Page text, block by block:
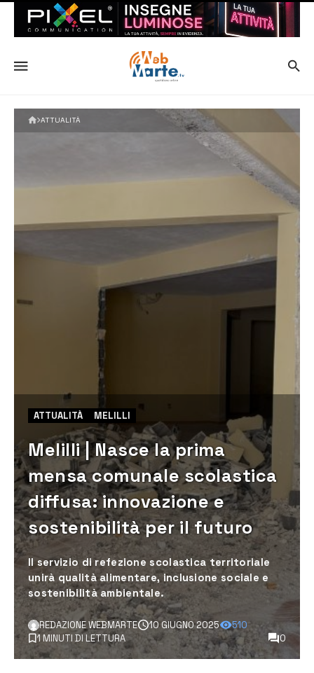
ATTUALITÀ
ATTUALITÀ MELILLI
Melilli | Nasce la prima
mensa comunale scolastica
diffusa: innovazione e
sostenibilità per il futuro
Il servizio di refezione scolastica territoriale
unirà qualità alimentare, inclusione sociale e
sostenibilità ambientale.
REDAZIONE WEBMARTE 10 GIUGNO 2025
510
1 MINUTI DI LETTURA
0